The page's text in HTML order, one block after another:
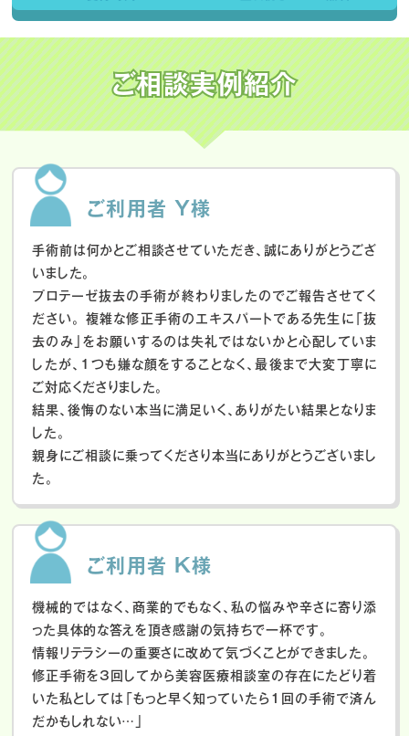
ご相談実例紹介
ご利用者 Y様
手術前は何かとご相談させていただき、誠にありがとうござ
いました。
プロテーゼ抜去の手術が終わりましたのでご報告させてく
ださい。
複雑な修正手術のエキスパートである先生に「抜
去のみ」をお願いするのは失礼ではないかと心配していま
したが、１つも嫌な顔をすることなく、最後まで大変丁寧に
ご対応くださりました。
結果、後悔のない本当に満足いく、ありがたい結果となりま
した。
親身にご相談に乗ってくださり本当にありがとうございまし
た。
ご利用者 K様
機械的ではなく、商業的でもなく、私の悩みや辛さに寄り添
った具体的な答えを頂き感謝の気持ちで一杯です。
情報リテラシーの重要さに改めて気づくことができました。
修正手術を3回してから美容医療相談室の存在にたどり着
いた私としては「もっと早く知っていたら1回の手術で済ん
だかもしれない…」